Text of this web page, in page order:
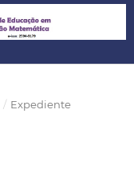
/ Expediente